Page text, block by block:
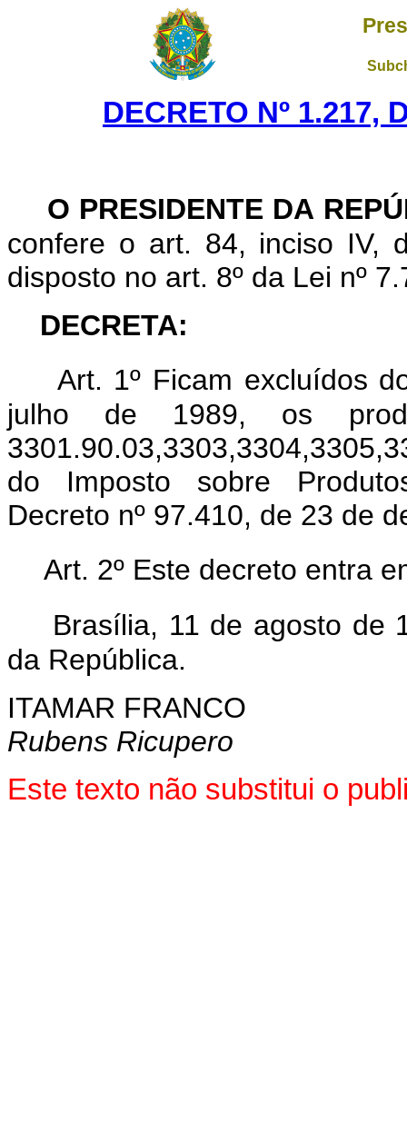
DECRETO Nº 1.217,
O PRESIDENTE DA
confere o art. 84, inciso IV,
disposto no art. 8º da Lei nº
DECRETA:
Art. 1º Ficam excluídos
julho de 1989, os
do Imposto sobre
Decreto nº 97.410, de 23 de
Art. 2º Este decreto entra
Brasília, 11 de agosto de
da República.
ITAMAR FRANCO
Rubens Ricupero
Este texto não substitui o